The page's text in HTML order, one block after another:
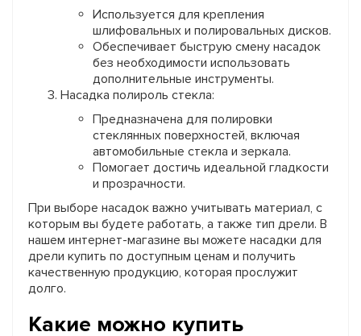
Используется для крепления
шлифовальных и полировальных дисков.
Обеспечивает быструю смену насадок
без необходимости использовать
дополнительные инструменты.
Насадка полироль стекла:
Предназначена для полировки
стеклянных поверхностей, включая
автомобильные стекла и зеркала.
Помогает достичь идеальной гладкости
и прозрачности.
При выборе насадок важно учитывать материал, с
которым вы будете работать, а также тип дрели. В
нашем интернет-магазине вы можете насадки для
дрели купить по доступным ценам и получить
качественную продукцию, которая прослужит
долго.
Какие можно купить